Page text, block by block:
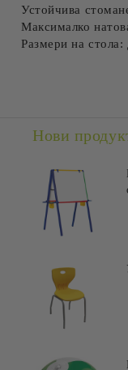
Устойчива
Максималко
Размери на
Нови